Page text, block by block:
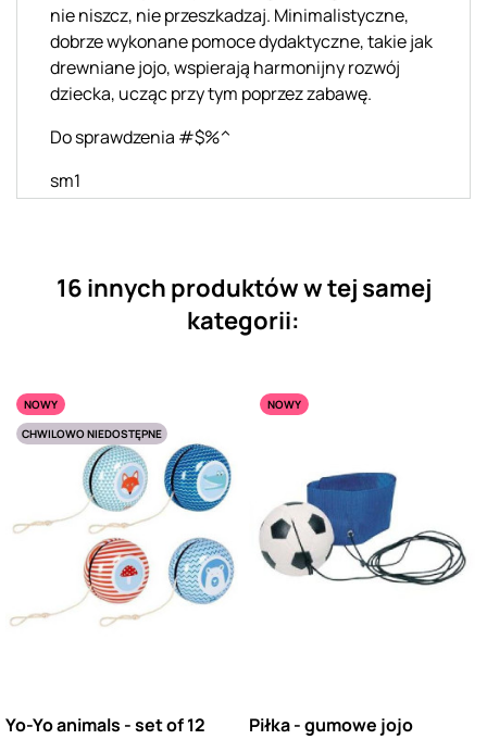
nie niszcz, nie przeszkadzaj. Minimalistyczne,
dobrze wykonane pomoce dydaktyczne, takie jak
drewniane jojo, wspierają harmonijny rozwój
dziecka, ucząc przy tym poprzez zabawę.
Do sprawdzenia #$%^
sm1
16 innych produktów w tej samej
kategorii:
NOWY
CHWILOWO NIEDOSTĘPNE
Yo-Yo animals - set of 12
NOWY
Piłka - gumowe jojo